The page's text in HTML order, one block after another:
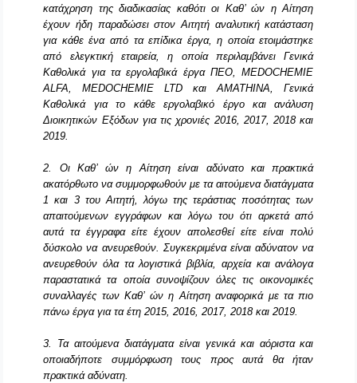
κατάχρηση της διαδικασίας καθότι οι Καθ’ ών η Αίτηση
έχουν ήδη παραδώσει στον Αιτητή αναλυτική κατάσταση
για κάθε ένα από τα επίδικα έργα, η οποία ετοιμάστηκε
από ελεγκτική εταιρεία, η οποία περιλαμβάνει Γενικά
Καθολικά για τα εργολαβικά έργα ΠΕΟ, MEDOCHEMIE
ALFA, MEDOCHEMIE LTD και AMATHINA, Γενικά
Καθολικά για το κάθε εργολαβικό έργο και ανάλυση
Διοικητικών Εξόδων για τις χρονιές 2016, 2017, 2018 και
2019.
2. Οι Καθ’ ών η Αίτηση είναι αδύνατο και πρακτικά
ακατόρθωτο να συμμορφωθούν με τα αιτούμενα διατάγματα
1 και 3 του Αιτητή, λόγω της τεράστιας ποσότητας των
απαιτούμενων εγγράφων και λόγω του ότι αρκετά από
αυτά τα έγγραφα είτε έχουν απολεσθεί είτε είναι πολύ
δύσκολο να ανευρεθούν. Συγκεκριμένα είναι αδύνατον να
ανευρεθούν όλα τα λογιστικά βιβλία, αρχεία και ανάλογα
παραστατικά τα οποία συνοψίζουν όλες τις οικονομικές
συναλλαγές των Καθ’ ών η Αίτηση αναφορικά με τα πιο
πάνω έργα για τα έτη 2015, 2016, 2017, 2018 και 2019.
3. Τα αιτούμενα διατάγματα είναι γενικά και αόριστα και
οποιαδήποτε συμμόρφωση τους προς αυτά θα ήταν
πρακτικά αδύνατη.